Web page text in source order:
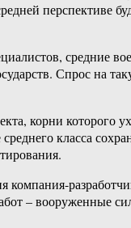
перспективе
средние
Спрос на
корни которого
класса
– вооруженные